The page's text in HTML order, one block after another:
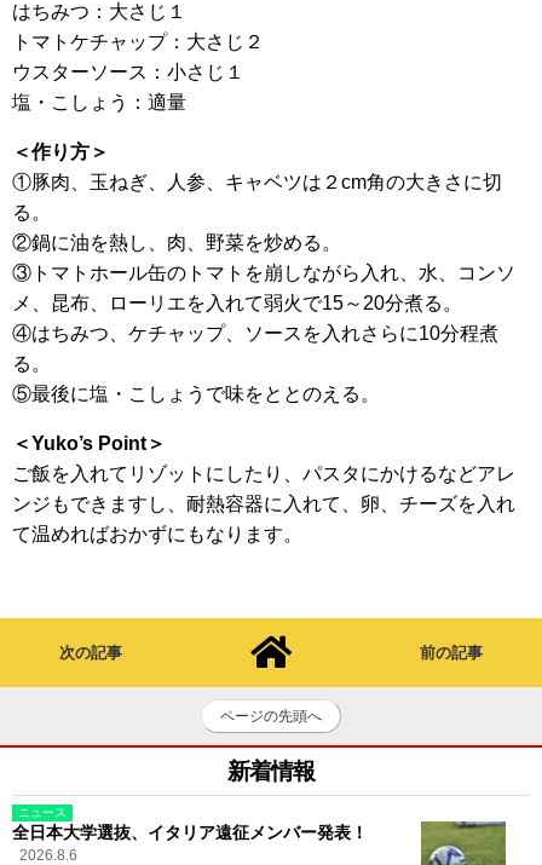
はちみつ：大さじ１
トマトケチャップ：大さじ２
ウスターソース：小さじ１
塩・こしょう：適量
＜作り方＞
①豚肉、玉ねぎ、人参、キャベツは２cm角の大きさに切
る。
②鍋に油を熱し、肉、野菜を炒める。
③トマトホール缶のトマトを崩しながら入れ、水、コンソ
メ、昆布、ローリエを入れて弱火で15～20分煮る。
④はちみつ、ケチャップ、ソースを入れさらに10分程煮
る。
⑤最後に塩・こしょうで味をととのえる。
＜Yuko’s Point＞
ご飯を入れてリゾットにしたり、パスタにかけるなどアレ
ンジもできますし、耐熱容器に入れて、卵、チーズを入れ
て温めればおかずにもなります。
次の記事 前の記事
ページの先頭へ
新着情報
ニュース
全日本大学選抜、イタリア遠征メンバー発表！
2026.8.6